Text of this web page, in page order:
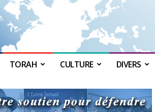
TORAH CULTURE DIVERS